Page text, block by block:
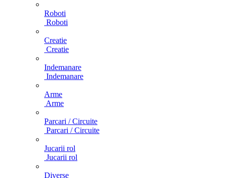
Roboti
Roboti
Creatie
Creatie
Indemanare
Indemanare
Arme
Arme
Parcari / Circuite
Parcari / Circuite
Jucarii rol
Jucarii rol
Diverse